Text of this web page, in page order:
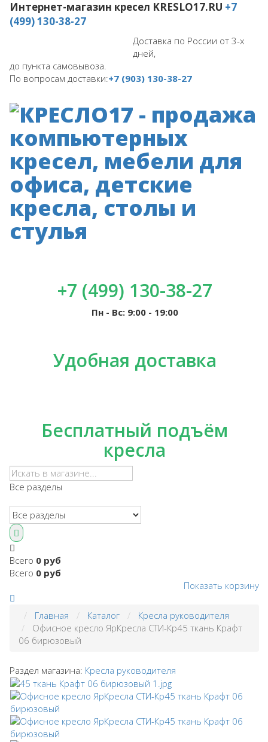
Интернет-магазин кресел KRESLO17.RU +7
(499) 130-38-27
Доставка по России от 3-х
дней,
до пункта самовывоза.
По вопросам доставки:+7 (903) 130-38-27
+7 (499) 130-38-27
Пн - Вс: 9:00 - 19:00
Удобная доставка
Бесплатный подъём
кресла
Все разделы
Всего 0 руб
Всего 0 руб
Показать корзину
Главная Каталог
Кресла руководителя
Офисное кресло ЯрКресла СТИ-Кр45 ткань Крафт
06 бирюзовый
Раздел магазина: Кресла руководителя